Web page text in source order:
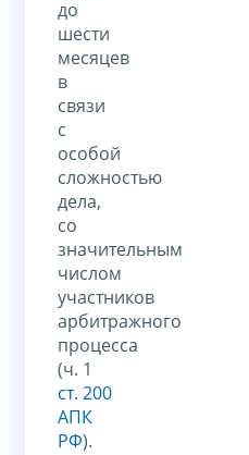
до
шести
месяцев
в
связи
с
особой
сложностью
дела,
со
значительным
числом
участников
арбитражного
процесса
(ч. 1
ст. 200
АПК
РФ).